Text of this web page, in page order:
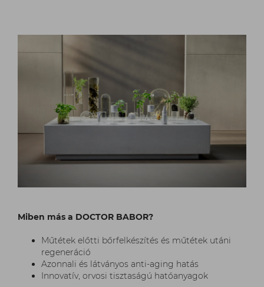
Miben más a DOCTOR BABOR?
Műtétek előtti bőrfelkészítés és műtétek utáni
regeneráció
Azonnali és látványos anti-aging hatás
Innovatív, orvosi tisztaságú hatóanyagok